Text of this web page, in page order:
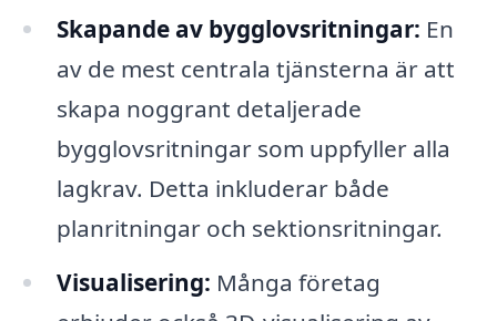
Skapande av bygglovsritningar: En
av de mest centrala tjänsterna är att
skapa noggrant detaljerade
bygglovsritningar som uppfyller alla
lagkrav. Detta inkluderar både
planritningar och sektionsritningar.
Visualisering: Många företag